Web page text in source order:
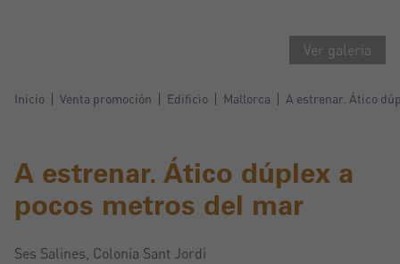
Ver galeria
Inicio Venta promoción Edificio Mallorca A estrenar. Ático
A estrenar. Ático dúplex a
pocos metros del mar
Ses Salines, Colonia Sant Jordi